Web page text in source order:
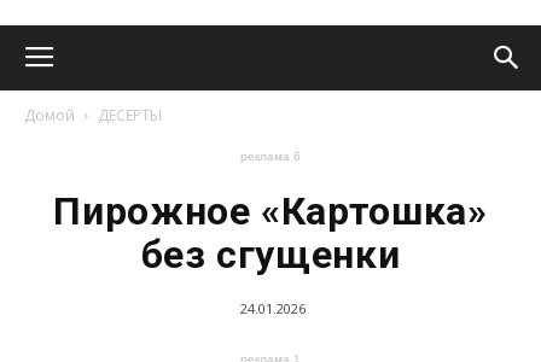
Домой ДЕСЕРТЫ
реклама 6
Пирожное «Картошка»
без сгущенки
24.01.2026
реклама 1